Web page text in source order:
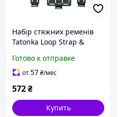
Набір стяжних ременів
Tatonka Loop Strap &
Готово к отправке
от57₴/мес
572₴
Купить